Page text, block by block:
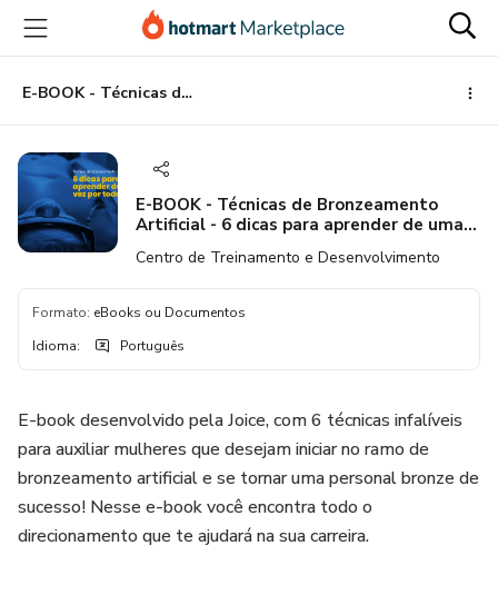
para
conteúdo
principal
para
pagamento
para
rodapé
E-BOOK - Técnicas de Bronzeamento Artificial - 6 dicas para aprender de uma vez por todas
E-BOOK - Técnicas de Bronzeamento
Artificial - 6 dicas para aprender de uma
Centro de Treinamento e Desenvolvimento
Formato: eBooks ou Documentos
Idioma: Português
E-book desenvolvido pela Joice, com 6 técnicas infalíveis
para auxiliar mulheres que desejam iniciar no ramo de
bronzeamento artificial e se tornar uma personal bronze de
sucesso! Nesse e-book você encontra todo o
direcionamento que te ajudará na sua carreira.